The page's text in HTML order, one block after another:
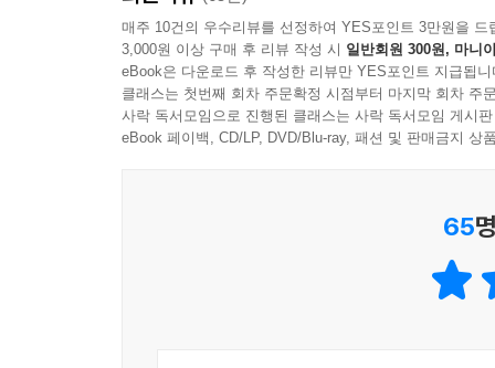
가치의 소중함을 리얼한 에피소드와 섬세한 감정
일, 인간관계 안에서의 고민, 하나의 목표를 위해
일인지, 예상치 못한 웃음과 눈물, 따스한 감동을
《제노사이드》를 압도적 수치로 제친 감동 드라마
전국 431개 서점에서 대표로 선발된 560명이 1차
싶은 작품’에 투표를 하고 그 중 가장 많은 점수
매주 10건의 우수리뷰를 선정하여 YES포인트 3만원을 드
3,000원 이상 구매 후 리뷰 작성 시 일반회원 300원, 마니
eBook은 다운로드 후 작성한 리뷰만 YES포인트 지급됩니
클래스는 첫번째 회차 주문확정 시점부터 마지막 회차 주
사락 독서모임으로 진행된 클래스는 사락 독서모임 게시
eBook 페이백, CD/LP, DVD/Blu-ray, 패션 및 판매금지 상
65